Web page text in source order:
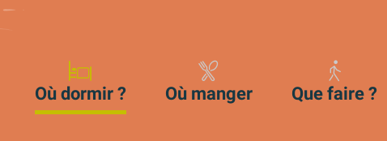
Où dormir ? Où manger Que faire ?